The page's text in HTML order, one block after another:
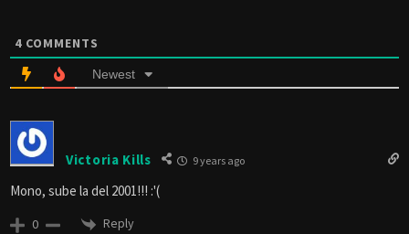
4 COMMENTS
Newest
Victoria Kills 9 years ago
Mono, sube la del 2001!!! :'(
0 Reply